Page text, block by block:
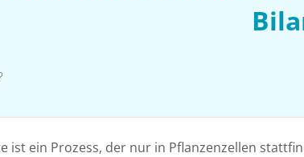
ist ein Prozess, der nur in Pflanzenzellen